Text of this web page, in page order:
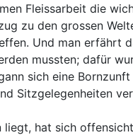
Fleissarbeit die
zu den grossen
Und man erfährt
mussten; dafür
sich eine
Sitzgelegenheiten
liegt, hat sich